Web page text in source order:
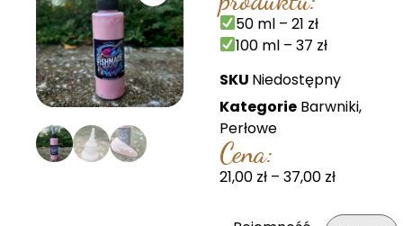
50 ml – 21 zł
100 ml – 37 zł
SKU Niedostępny
Kategorie Barwniki,
Perłowe
Cena:
21,00 zł – 37,00 zł